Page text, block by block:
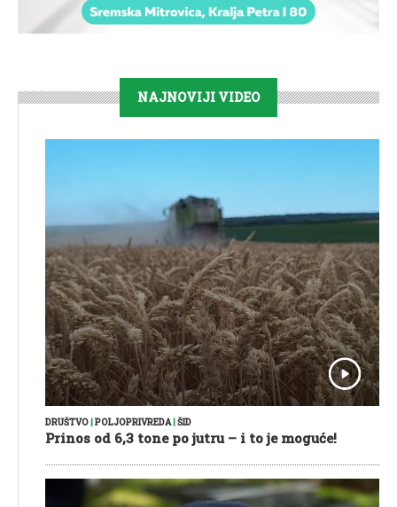
NAJNOVIJI VIDEO
DRUŠTVO POLJOPRIVREDA| ŠID
Prinos od 6,3 tone po jutru – i to je moguće!